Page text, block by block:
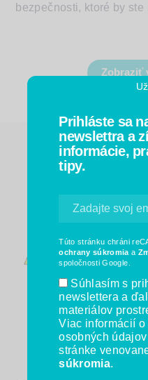
Prihláste sa
newslettra a
informácie,
tipy.
Túto stránku chráni
ochrany súkromia a
spoločnosti Google.
Súhlasím s
newslettera a
materiálov
Viac informácií
osobných
stránke
súkromia.
bezpečnosti, ktoré by
Zobraziť